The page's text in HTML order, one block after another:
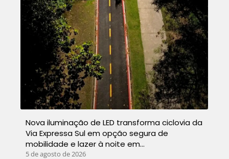
Nova iluminação de LED transforma ciclovia da
Via Expressa Sul em opção segura de
mobilidade e lazer à noite em…
5 de agosto de 2026